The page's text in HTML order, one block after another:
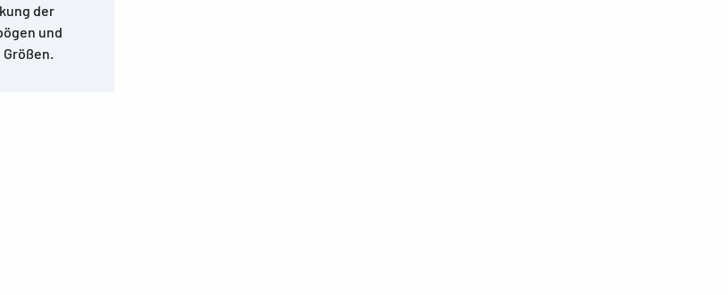
der
und